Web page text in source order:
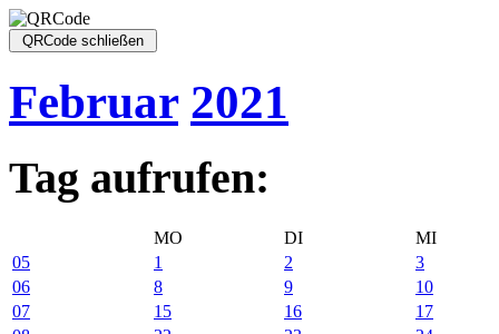
Februar 2021
Tag aufrufen:
MO DI
MI
05
1 2
3
06
8 9
10
07
15 16
17